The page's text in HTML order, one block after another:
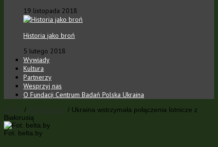
19 listopada 2018
Historia jako broń
5 lutego 2018
Wywiady
Kultura
Partnerzy
Wesprzyj nas
O Fundacji Centrum Badań Polska Ukraina
/ / Ukraina wstrzymała połączenia lotnicze z
Białorusią
Fot. belta.by